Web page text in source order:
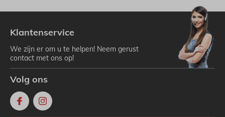
Klantenservice
We zijn er om u te helpen! Neem gerust
contact met ons op!
Volg ons